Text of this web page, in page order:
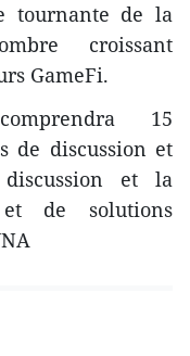
tournante de la
croissant
GameFi.
15
de discussion et
et la
de solutions